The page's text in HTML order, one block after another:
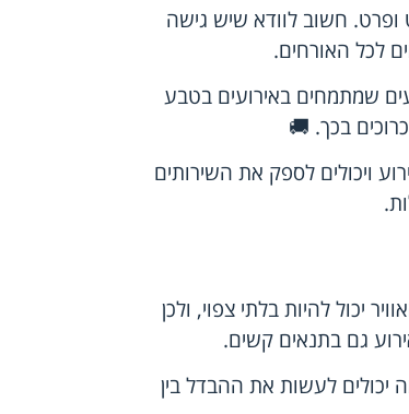
ופרט. חשוב לוודא שיש גישה
לכל האורחים.
שמתמחים באירועים בטבע
בכך. 🚚
ויכולים לספק את השירותים
יכול להיות בלתי צפוי, ולכן
גם בתנאים קשים.
יכולים לעשות את ההבדל בין